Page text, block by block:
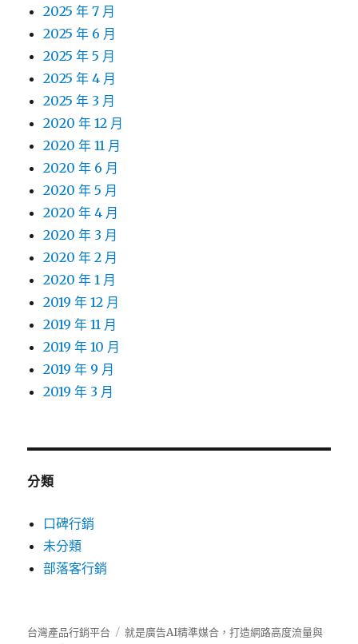
2025 年 7 月
2025 年 6 月
2025 年 5 月
2025 年 4 月
2025 年 3 月
2020 年 12 月
2020 年 11 月
2020 年 6 月
2020 年 5 月
2020 年 4 月
2020 年 3 月
2020 年 2 月
2020 年 1 月
2019 年 12 月
2019 年 11 月
2019 年 10 月
2019 年 9 月
2019 年 3 月
分類
口碑行銷
未分類
部落客行銷
台灣產品行銷平台
就是廣告AI精準媒合，打造網路高度流量與